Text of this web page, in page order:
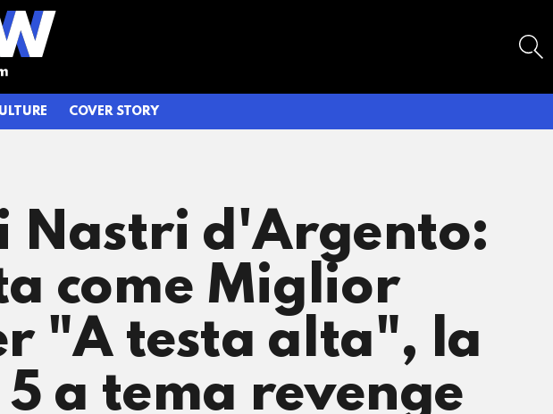
COVER STORY
Nastri d'Argento:
come Miglior
"A testa alta", la
a tema revenge